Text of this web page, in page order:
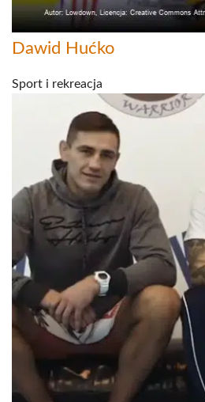
Dawid Hućko
Sport i rekreacja